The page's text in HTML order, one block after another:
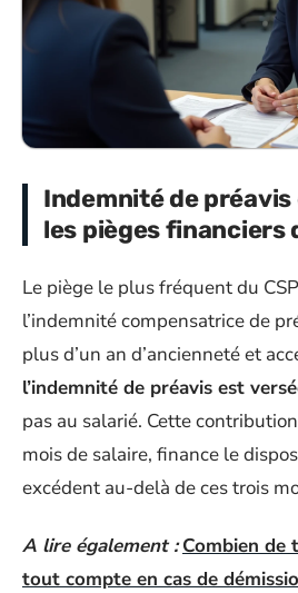
Indemnité de
les pièges financiers
Le piège le plus fréquent du
l’indemnité compensatrice de
plus d’un an d’ancienneté et
l’indemnité de préavis est
pas au salarié. Cette
mois de salaire, finance le
excédent au-delà de ces trois
A lire également : Combien de
tout compte en cas de